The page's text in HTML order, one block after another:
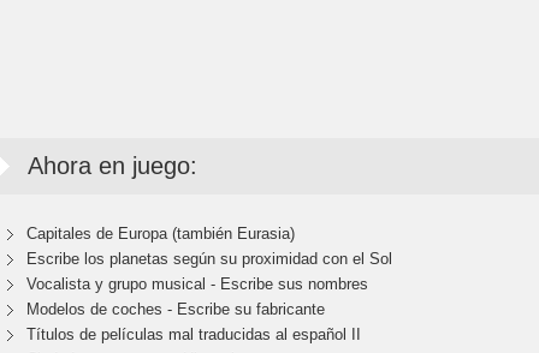
Ahora en juego:
Capitales de Europa (también Eurasia)
Escribe los planetas según su proximidad con el Sol
Vocalista y grupo musical - Escribe sus nombres
Modelos de coches - Escribe su fabricante
Títulos de películas mal traducidas al español II